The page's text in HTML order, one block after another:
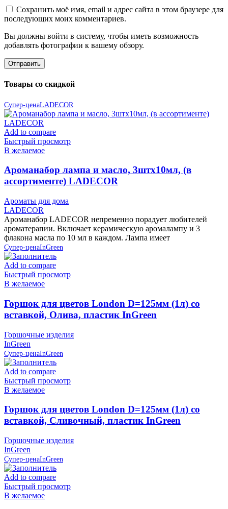
Сохранить моё имя, email и адрес сайта в этом браузере для
последующих моих комментариев.
Вы должны войти в систему, чтобы иметь возможность
добавлять фотографии к вашему обзору.
Товары со скидкой
Супер-ценаLADECOR
Add to compare
Быстрый просмотр
В желаемое
Ароманабор лампа и масло, 3штx10мл, (в
ассортименте) LADECOR
Ароматы для дома
LADECOR
Ароманабор LADECOR непременно порадует любителей
ароматерапии. Включает керамическую аромалампу и 3
флакона масла по 10 мл в каждом. Лампа имеет
Супер-ценаInGreen
Add to compare
Быстрый просмотр
В желаемое
Горшок для цветов London D=125мм (1л) со
вставкой, Олива, пластик InGreen
Горшочные изделия
InGreen
Супер-ценаInGreen
Add to compare
Быстрый просмотр
В желаемое
Горшок для цветов London D=125мм (1л) со
вставкой, Сливочный, пластик InGreen
Горшочные изделия
InGreen
Супер-ценаInGreen
Add to compare
Быстрый просмотр
В желаемое